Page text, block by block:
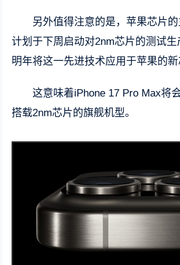
另外值得注意的是，苹果芯片
计划于下周启动对2nm芯片的测试
明年将这一先进技术应用于苹果的新
这意味着iPhone 17 Pro Max将
搭载2nm芯片的旗舰机型。